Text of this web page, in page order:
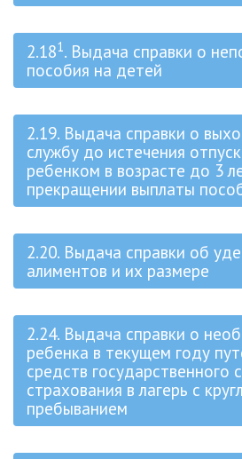
2.181. Выдача справки о
пособия на детей
2.19. Выдача справки о
службу до истечения
ребенком в возрасте до 3
прекращении выплаты
2.20. Выдача справки об
алиментов и их размере
2.24. Выдача справки о
ребенка в текущем году
средств государственного
страхования в лагерь с
пребыванием